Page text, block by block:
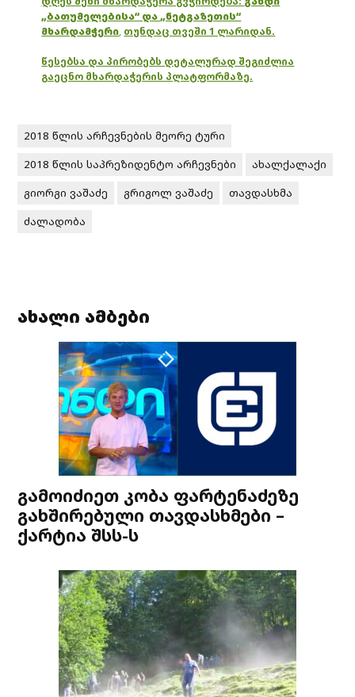
„ბათუმელებისა“ და „ნეტგაზეთის“
მხარდამჭერი, თუნდაც თვეში 1 ლარიდან.
წესებსა და პირობებს დეტალურად შეგიძლია
გაეცნო მხარდაჭერის პლატფორმაზე.
2018 წლის არჩევნების მეორე ტური
2018 წლის საპრეზიდენტო არჩევნები
ახალქალაქი
გიორგი ვაშაძე
გრიგოლ ვაშაძე
თავდასხმა
ძალადობა
ახალი ამბები
გამოიძიეთ კობა ფარტენაძეზე
გახშირებული თავდასხმები –
ქარტია შსს-ს